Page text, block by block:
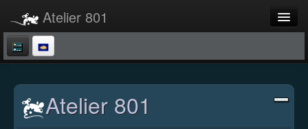
Atelier 801
Forums
Connexion
Atelier 801